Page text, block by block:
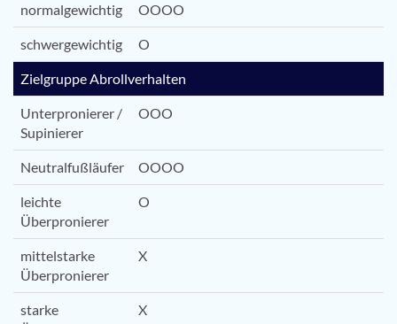
normalgewichtig OOOO
schwergewichtig O
Zielgruppe Abrollverhalten
Unterpronierer /
Supinierer
OOO
Neutralfußläufer OOOO
leichte
Überpronierer
O
mittelstarke
Überpronierer
X
starke
X